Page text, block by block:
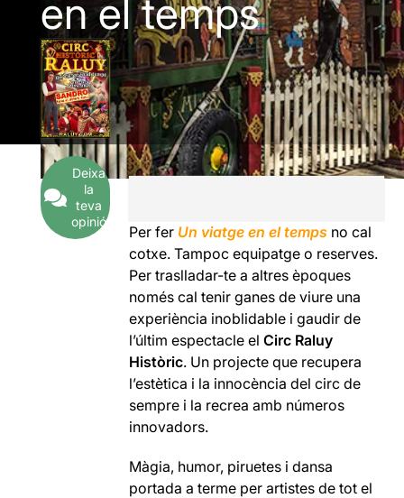
en el temps
Deixa
la
teva
opinió
Per fer Un viatge en el temps no cal
cotxe. Tampoc equipatge o reserves.
Per traslladar-te a altres èpoques
només cal tenir ganes de viure una
experiència inoblidable i gaudir de
l’últim espectacle elCirc Raluy
Històric. Un projecte que recupera
l’estètica i la innocència del circ de
sempre i la recrea amb números
innovadors.
Màgia, humor, piruetes i dansa
portada a terme per artistes de tot el